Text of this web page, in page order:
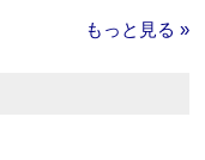
もっと見る »